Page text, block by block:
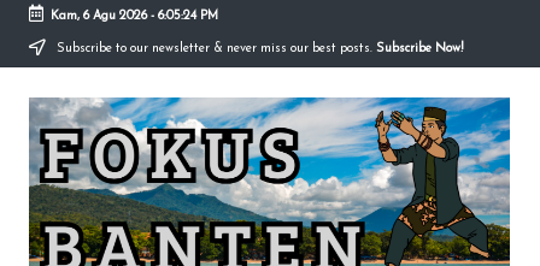
Skip
content
Kam, 6 Agu 2026- 6:05:24 PM
Subscribe to our newsletter & never miss our best posts. Subscribe Now!
F
O
K
U